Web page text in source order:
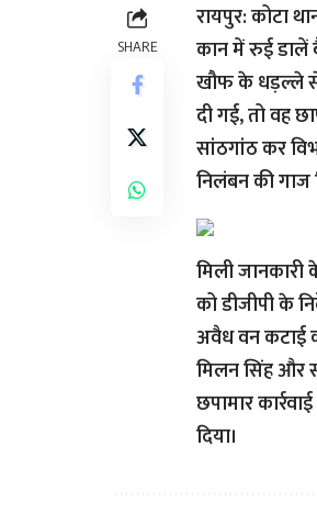
SHARE
रायपुर: कोटा
कान में रुई डालें
खौफ के धड़ल्ले
दी गई, तो वह
सांठगांठ कर
निलंबन की गाज
मिली
को डीजीपी के
अवैध वन कटाई
मिलन सिंह और
छपामार
दिया।